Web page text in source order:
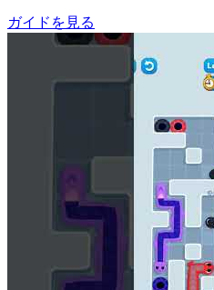
ガイドを見る